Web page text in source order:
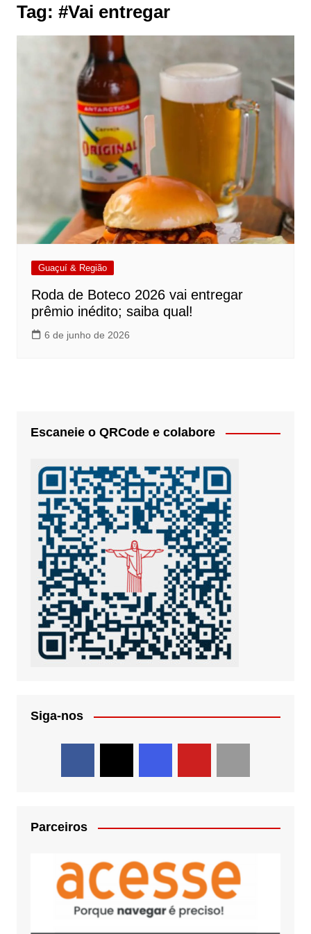
Tag: #Vai entregar
Guaçuí & Região
Roda de Boteco 2026 vai entregar
prêmio inédito; saiba qual!
6 de junho de 2026
Escaneie o QRCode e colabore
Siga-nos
Parceiros